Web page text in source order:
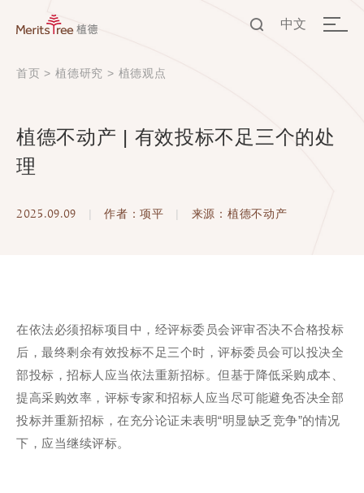
中文
首页 > 植德研究 > 植德观点
植德不动产 | 有效投标不足三个的处
理
2025.09.09 | 作者：项平 | 来源：植德不动产
在依法必须招标项目中，经评标委员会评审否决不合格投标
后，最终剩余有效投标不足三个时，评标委员会可以投决全
部投标，招标人应当依法重新招标。但基于降低采购成本、
提高采购效率，评标专家和招标人应当尽可能避免否决全部
投标并重新招标，在充分论证未表明“明显缺乏竞争”的情况
下，应当继续评标。